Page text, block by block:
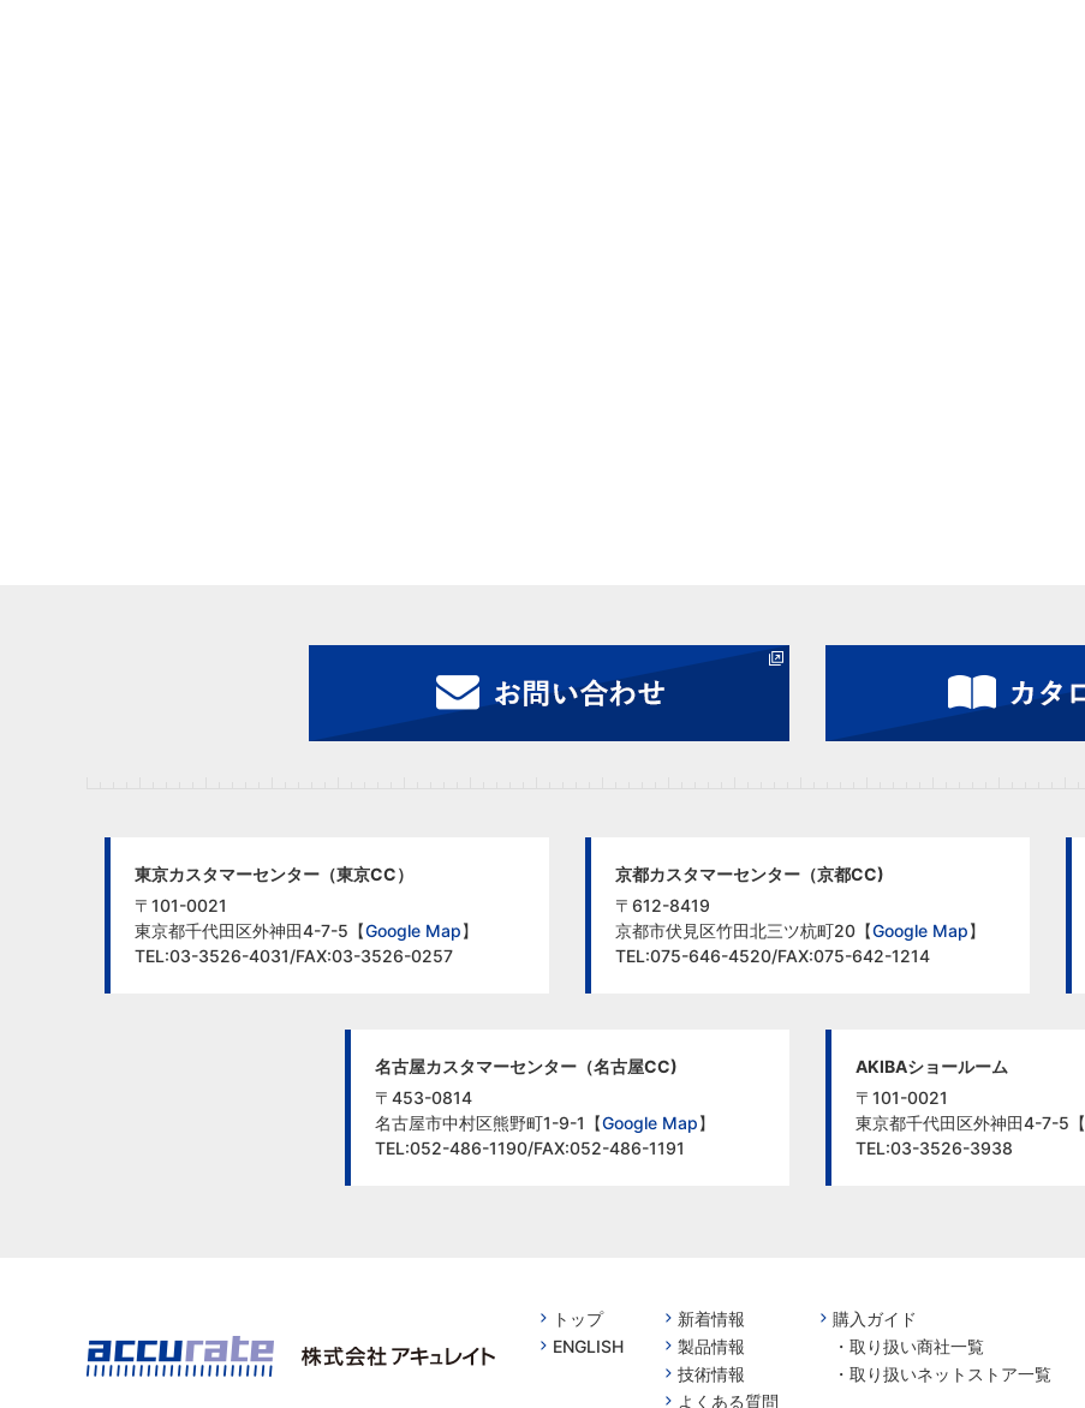
東京カスタマーセンター（東京CC）
〒101-0021
東京都千代田区外神田4-7-5【Google Map】
TEL:03-3526-4031/FAX:03-3526-0257
京都カスタマーセンター（京都CC)
〒612-8419
京都市伏見区竹田北三ツ杭町20【Google Map】
TEL:075-646-4520/FAX:075-642-1214
名古屋カスタマーセンター（名古屋CC)
〒453-0814
名古屋市中村区熊野町1-9-1【Google Map】
TEL:052-486-1190/FAX:052-486-1191
AKIBAショールーム
〒101-0021
東京都千代田区外神田4-7-5【
TEL:03-3526-3938
トップ
ENGLISH
新着情報
製品情報
技術情報
よくある質問
購入ガイド
・ 取り扱い商社一覧
・ 取り扱いネットストア一覧